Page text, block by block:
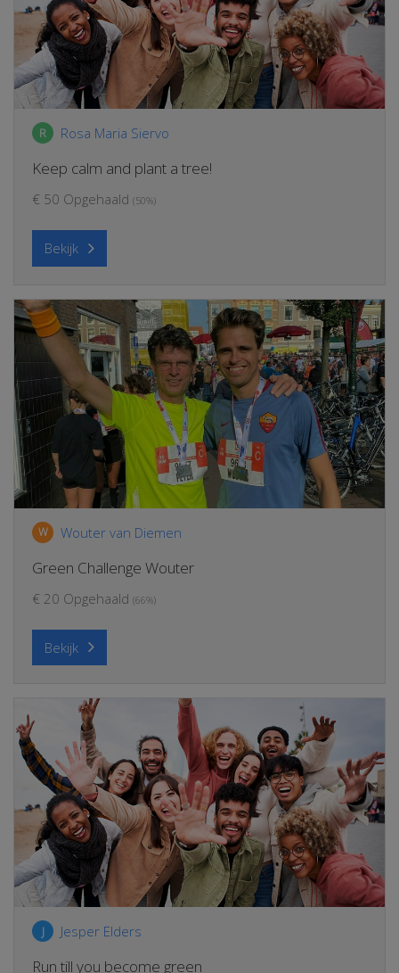
R Rosa Maria Siervo
Keep calm and plant a tree!
€ 50 Opgehaald (50%)
Bekijk
W Wouter van Diemen
Green Challenge Wouter
€ 20 Opgehaald (66%)
Bekijk
J Jesper Elders
Run till you become green